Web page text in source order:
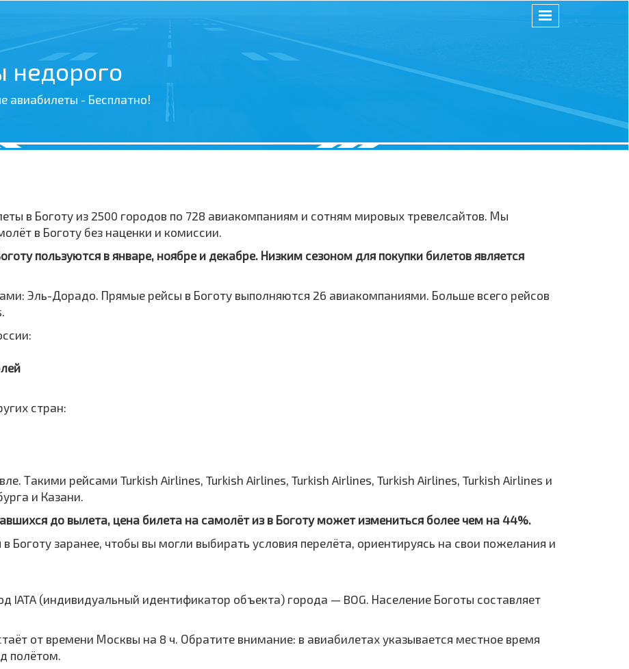
недорого
- Бесплатно!
в Боготу из 2500 городов по 728 авиакомпаниям и сотням мировых тревелсайтов. Мы
в Боготу без наценки и комиссии.
пользуются в январе, ноябре и декабре. Низким сезоном для покупки билетов является
Эль-Дорадо. Прямые рейсы в Боготу выполняются 26 авиакомпаниями. Больше всего рейсов
стран:
Такими рейсами Turkish Airlines, Turkish Airlines, Turkish Airlines, Turkish Airlines, Turkish Airlines и
и Казани.
до вылета, цена билета на самолёт из в Боготу может измениться более чем на 44%.
Боготу заранее, чтобы вы могли выбирать условия перелёта, ориентируясь на свои пожелания и
IATA (индивидуальный идентификатор объекта) города — BOG. Население Боготы составляет
от времени Москвы на 8 ч. Обратите внимание: в авиабилетах указывается местное время
полётом.